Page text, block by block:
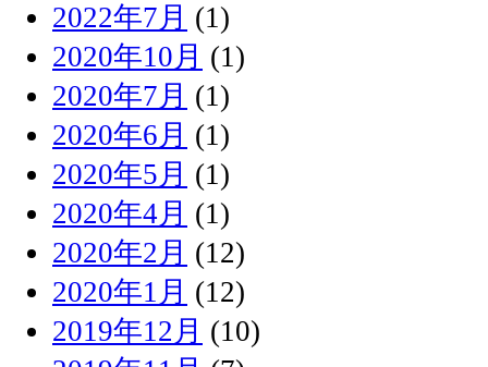
2022年7月 (1)
2020年10月 (1)
2020年7月 (1)
2020年6月 (1)
2020年5月 (1)
2020年4月 (1)
2020年2月 (12)
2020年1月 (12)
2019年12月 (10)